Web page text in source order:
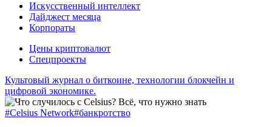
Искусственный интеллект
Дайджест месяца
Корпораты
Цены криптовалют
Спецпроекты
Культовый журнал о биткоине, технологии блокчейн и
цифровой экономике.
#Celsius Network#банкротство